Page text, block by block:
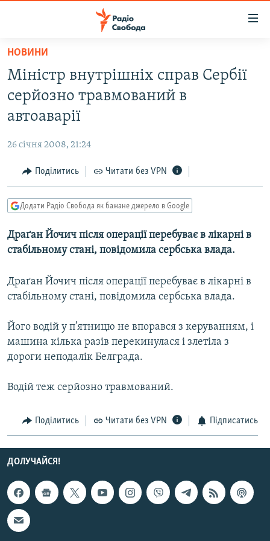
Перейти
основного
матеріалу
Перейти
до
основної
Перейти
до
пошуку
ВСЕ ЗА ДОБУ
СТАТТІ
СУСПІЛЬСТВО
УКРАЇНА
РОСІЙСЬКА «ФІЛЬТРАЦІЯ»
ДОНБАС.РЕАЛІЇ
ТИ ЯК?
СХЕМИ
КИТАЙ.ВИКЛИКИ
МУЛЬТИМЕДІА
ФОТО
СПЕЦПРОЄКТИ
ПОДКАСТИ
РУС
УКР
КТАТ
НОВИНИ
Міністр внутрішніх справ Сербії
серйозно травмований в
автоаварії
26 січня 2008, 21:24
Поділитись Читати без VPN
Додати Радіо Свобода як бажане джерело в Google
Драґан Йочич після операції перебуває в лікарні в
стабільному стані, повідомила сербська влада.
Драґан Йочич після операції перебуває в лікарні в
стабільному стані, повідомила сербська влада.
Його водій у п’ятницю не впорався з керуванням, і
машина кілька разів перекинулася і злетіла з
дороги неподалік Белграда.
Водій теж серйозно травмований.
Поділитись Читати без VPN Підписатись
ДОЛУЧАЙСЯ!